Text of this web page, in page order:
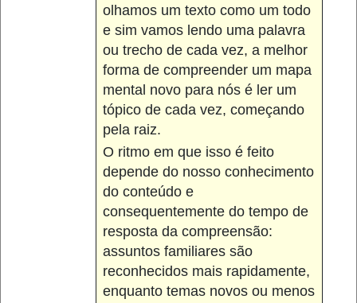
olhamos um texto como um todo
e sim vamos lendo uma palavra
ou trecho de cada vez, a melhor
forma de compreender um mapa
mental novo para nós é ler um
tópico de cada vez, começando
pela raiz.
O ritmo em que isso é feito
depende do nosso conhecimento
do conteúdo e
consequentemente do tempo de
resposta da compreensão:
assuntos familiares são
reconhecidos mais rapidamente,
enquanto temas novos ou menos